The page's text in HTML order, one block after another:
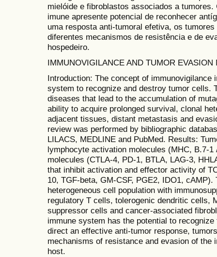
mielóide e fibroblastos associados a
imune apresente potencial de reconhecer
uma resposta anti-tumoral efetiva, os
diferentes mecanismos de resistência e de
hospedeiro.
IMMUNOVIGILANCE AND TUMOR EVASION
Introduction: The concept of immunovigilance
system to recognize and destroy tumor cells.
diseases that lead to the accumulation of
ability to acquire prolonged survival, clonal
adjacent tissues, distant metastasis and
review was performed by bibliographic
LILACS, MEDLINE and PubMed. Results:
lymphocyte activation molecules (MHC, B.7-
molecules (CTLA-4, PD-1, BTLA, LAG-3,
that inhibit activation and effector activity of
10, TGF-beta, GM-CSF, PGE2, IDO1,
heterogeneous cell population with
regulatory T cells, tolerogenic dendritic cells,
suppressor cells and cancer-associated
immune system has the potential to
direct an effective anti-tumor response,
mechanisms of resistance and evasion of the
host.